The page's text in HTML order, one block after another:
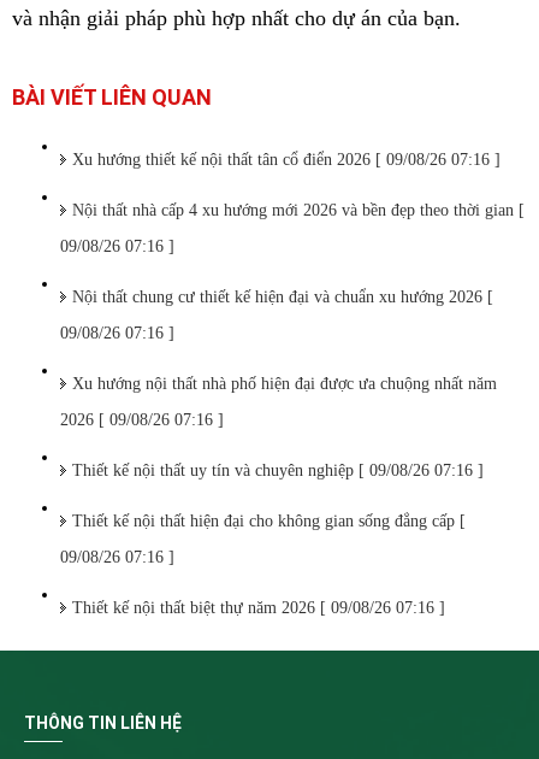
và nhận giải pháp phù hợp nhất cho dự án của bạn.
BÀI VIẾT LIÊN QUAN
Xu hướng thiết kế nội thất tân cổ điển 2026 [ 09/08/26 07:16 ]
Nội thất nhà cấp 4 xu hướng mới 2026 và bền đẹp theo thời gian [
09/08/26 07:16 ]
Nội thất chung cư thiết kế hiện đại và chuẩn xu hướng 2026 [
09/08/26 07:16 ]
Xu hướng nội thất nhà phố hiện đại được ưa chuộng nhất năm
2026 [ 09/08/26 07:16 ]
Thiết kế nội thất uy tín và chuyên nghiệp [ 09/08/26 07:16 ]
Thiết kế nội thất hiện đại cho không gian sống đẳng cấp [
09/08/26 07:16 ]
Thiết kế nội thất biệt thự năm 2026 [ 09/08/26 07:16 ]
THÔNG TIN LIÊN HỆ